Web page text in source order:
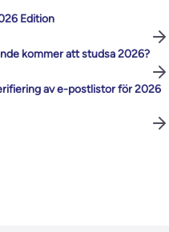
Edition
kommer att studsa 2026?
av e-postlistor för 2026